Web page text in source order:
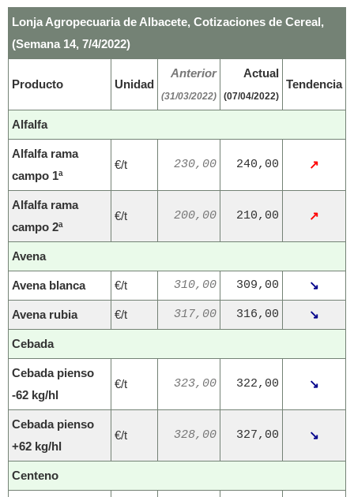
Lonja Agropecuaria de Albacete, Cotizaciones de Cereal,
(Semana 14, 7/4/2022)
Producto Unidad
Anterior
(31/03/2022)
Actual
(07/04/2022)
Tendencia
Alfalfa
Alfalfa rama
campo 1ª
€/t 230,00 240,00 ↗
Alfalfa rama
campo 2ª
€/t 200,00 210,00 ↗
Avena
Avena blanca €/t 310,00 309,00 ↘
Avena rubia €/t 317,00 316,00 ↘
Cebada
Cebada pienso
-62 kg/hl
€/t 323,00 322,00 ↘
Cebada pienso
+62 kg/hl
€/t 328,00 327,00 ↘
Centeno